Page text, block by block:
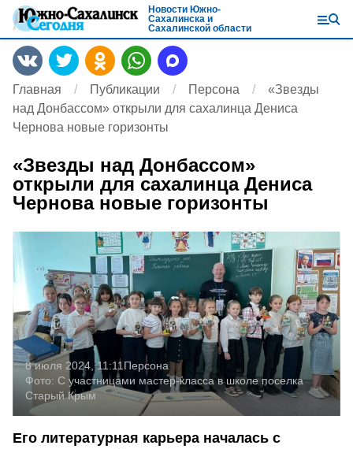
Новости Южно-
Сахалинска и
Сахалинской области
Главная Публикации Персона
«Звезды
над Донбассом» открыли для сахалинца Дениса
Чернова новые горизонты
«Звезды над Донбассом»
открыли для сахалинца Дениса
Чернова новые горизонты
8 июля 2024, 11:11 Персона
Фото: С участницами мастер-класса в школе поселка
Старый Крым
Его литературная карьера началась с